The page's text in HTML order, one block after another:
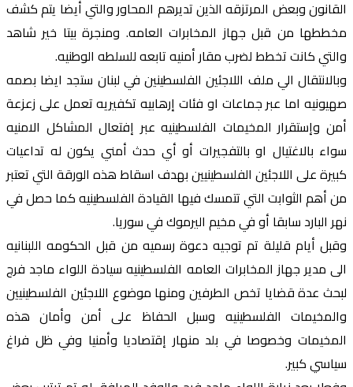
القانون وبعض المرتزقه الذين تديرهم المحاور والتي أيضا يتم كشف
مخططها من قبل جهاز المخابرات العامه. ومنجرة بيتا خير شاهد
والتي كانت تخطط لضرب مقار أمنيه تابعه للسلطه الوطنيه.
وبالانتقال الي ملف اللاجئين الفلسطينين في لبنان ستجد ايضا بصمه
صهيونيه اما عبر جماعات او فئات إرهابيه تكفيريه تعمل على زعزعة
أمن وإستقرار المخيمات الفلسطينيه عبر إفتعال المشاكل الامنيه
سواء بالاغتيال او بالتفجيرات أو أي حدث أمني يكون له تداعيات
كبيرة على اللاجئين الفلسطينيين بهدف اسقاط هذه الورقة التي تعتبر
من أهم الثوابت التي تتمسك فيها القيادة الفلسطينيه كما حصل في
نهر البارد سابقا أو في مخيم اليرموك في سوريا.
وقبل أيام قليلة تم توجيه دعوة رسميه من قبل الحكومه اللبنانيه
الى مدير جهاز المخابرات العامه الفلسطينيه سيادة اللواء ماجد فرج
لبحث عدة قضايا تخص الطرفين ومنها موضوع اللاجئين الفلسطينيين
والمخيمات الفلسطينيه وسبل الحفاظ على أمن وأمان هذه
المخيمات وخصوصا في بلد منهار إقتصاديا وأمنيا وفي ظل فراغ
سياسي كبير.